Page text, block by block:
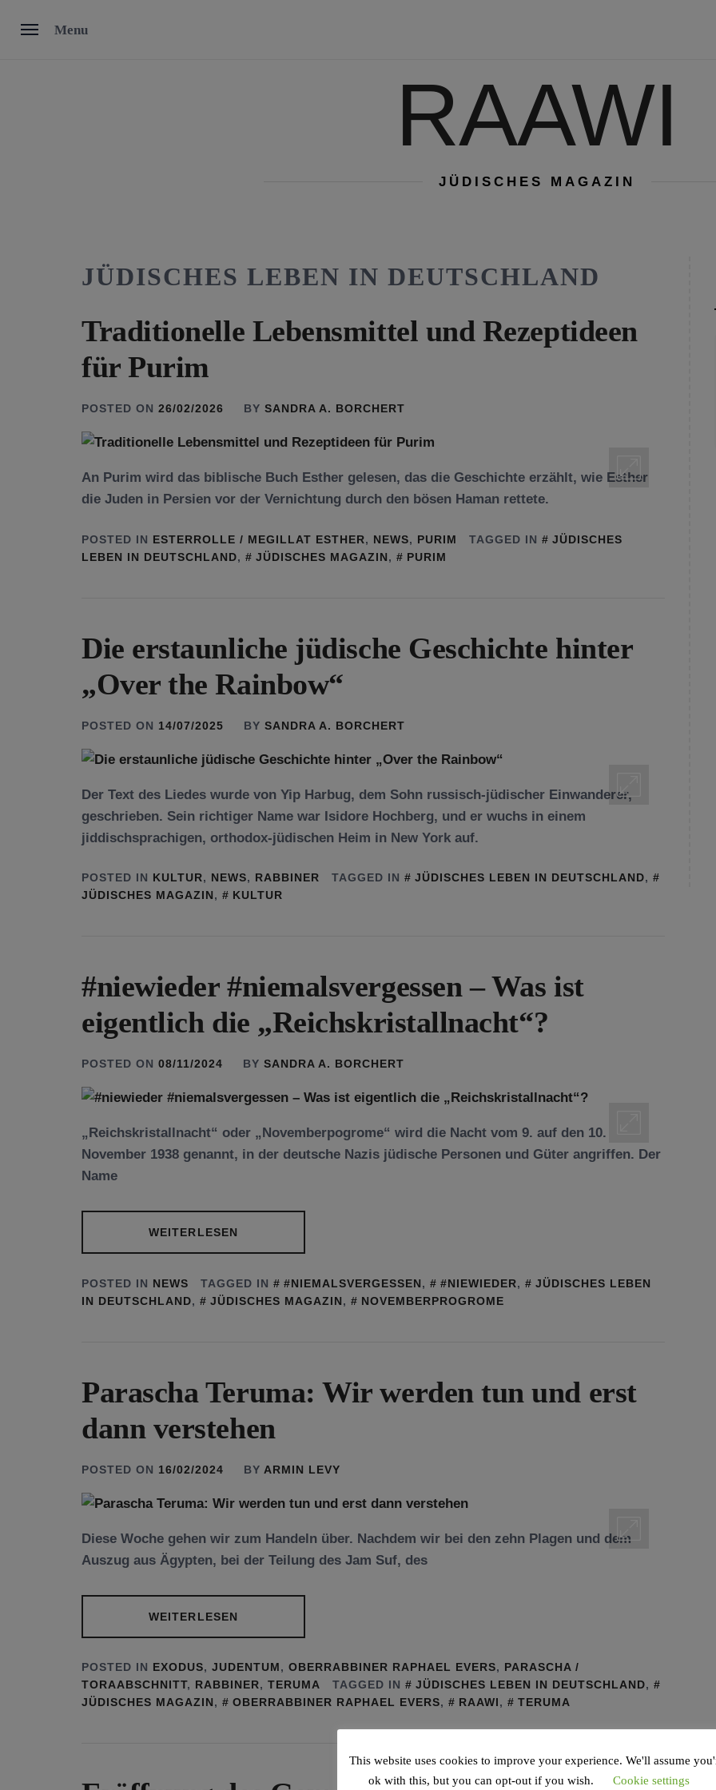
Menu
RAAWI
JÜDISCHES MAGAZIN
JÜDISCHES LEBEN IN DEUTSCHLAND
Traditionelle Lebensmittel und Rezeptideen
für Purim
POSTED ON 26/02/2026 BY SANDRA A. BORCHERT
An Purim wird das biblische Buch Esther gelesen, das die Geschichte erzählt, wie Esther
die Juden in Persien vor der Vernichtung durch den bösen Haman rettete.
POSTED IN ESTERROLLE / MEGILLAT ESTHER, NEWS, PURIM TAGGED IN
JÜDISCHES
LEBEN IN DEUTSCHLAND, JÜDISCHES MAGAZIN, PURIM
Die erstaunliche jüdische Geschichte hinter
„Over the Rainbow“
POSTED ON 14/07/2025 BY SANDRA A. BORCHERT
Der Text des Liedes wurde von Yip Harbug, dem Sohn russisch-jüdischer Einwanderer,
geschrieben. Sein richtiger Name war Isidore Hochberg, und er wuchs in einem
jiddischsprachigen, orthodox-jüdischen Heim in New York auf.
POSTED IN KULTUR, NEWS, RABBINER TAGGED IN JÜDISCHES LEBEN IN DEUTSCHLAND,
JÜDISCHES MAGAZIN, KULTUR
#niewieder #niemalsvergessen – Was ist
eigentlich die „Reichskristallnacht“?
POSTED ON 08/11/2024 BY SANDRA A. BORCHERT
„Reichskristallnacht“ oder „Novemberpogrome“ wird die Nacht vom 9. auf den 10.
November 1938 genannt, in der deutsche Nazis jüdische Personen und Güter angriffen. Der
Name
WEITERLESEN
POSTED IN NEWS TAGGED IN #NIEMALSVERGESSEN, #NIEWIEDER,
JÜDISCHES LEBEN
IN DEUTSCHLAND, JÜDISCHES MAGAZIN, NOVEMBERPROGROME
Parascha Teruma: Wir werden tun und erst
dann verstehen
POSTED ON 16/02/2024 BY ARMIN LEVY
Diese Woche gehen wir zum Handeln über. Nachdem wir bei den zehn Plagen und dem
Auszug aus Ägypten, bei der Teilung des Jam Suf, des
WEITERLESEN
POSTED IN EXODUS, JUDENTUM, OBERRABBINER RAPHAEL EVERS, PARASCHA /
TORAABSCHNITT, RABBINER, TERUMA TAGGED IN JÜDISCHES LEBEN IN DEUTSCHLAND,
JÜDISCHES MAGAZIN, OBERRABBINER RAPHAEL EVERS, RAAWI, TERUMA
This website uses cookies to improve your experience. We'll assume
ok with this, but you can opt-out if you wish.
Cookie settings